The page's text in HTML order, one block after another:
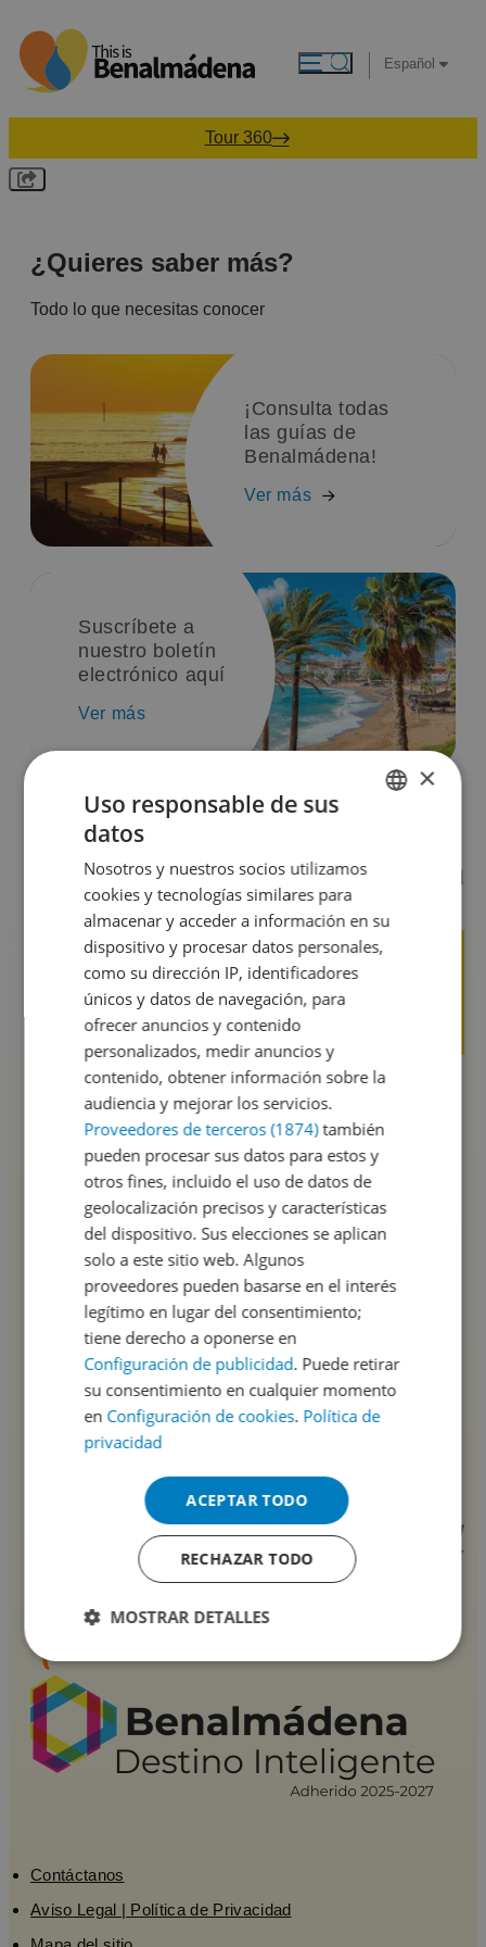
Español
Tour 360
¿Quieres saber más?
Todo lo que necesitas conocer
¡Consulta todas
las guías de
Benalmádena!
Ver más
Suscríbete a
nuestro boletín
electrónico aquí
Ver más
Contáctanos
Aviso Legal | Política de Privacidad
×
Uso responsable de sus
datos
Nosotros y nuestros socios utilizamos
cookies y tecnologías similares para
almacenar y acceder a información en su
dispositivo y procesar datos personales,
como su dirección IP, identificadores
únicos y datos de navegación, para
ofrecer anuncios y contenido
personalizados, medir anuncios y
contenido, obtener información sobre la
audiencia y mejorar los servicios.
Proveedores de terceros (1874)también
pueden procesar sus datos para estos y
otros fines, incluido el uso de datos de
geolocalización precisos y características
del dispositivo. Sus elecciones se aplican
solo a este sitio web. Algunos
proveedores pueden basarse en el interés
legítimo en lugar del consentimiento;
tiene derecho a oponerse en
Configuración de publicidad. Puede retirar
su consentimiento en cualquier momento
en Configuración de cookies. Política de
privacidad
ACEPTAR TODO
RECHAZAR TODO
MOSTRAR DETALLES